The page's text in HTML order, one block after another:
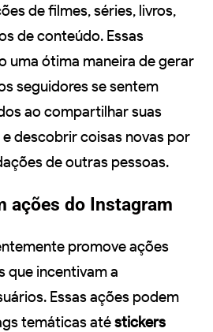
de filmes, séries, livros,
de conteúdo. Essas
uma ótima maneira de gerar
seguidores se sentem
ao compartilhar suas
descobrir coisas novas por
de outras pessoas.
ações do Instagram
promove ações
que incentivam a
Essas ações podem
temáticas atéstickers